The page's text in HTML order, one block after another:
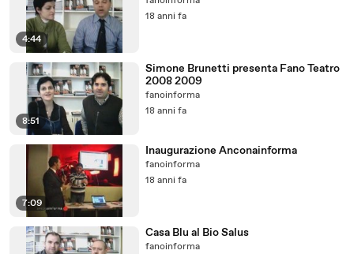
4:44
18 anni fa
8:51
Simone Brunetti presenta Fano Teatro
2008 2009
fanoinforma
18 anni fa
7:09
Inaugurazione Anconainforma
fanoinforma
18 anni fa
Casa Blu al Bio Salus
fanoinforma